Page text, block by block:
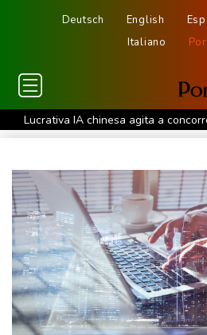
Deutsch English
Italiano
Lucrativa IA chinesa agita a
gigantes americanos
de redes sociais
Trechos do Reno, na Alemanha,
Ataque ucraniano mata 13 pessoas
Uefa, Concacaf e AFC afirmam a
pertence a nenhum indivíduo'
Calor recorde em julho em regiões
pessoas